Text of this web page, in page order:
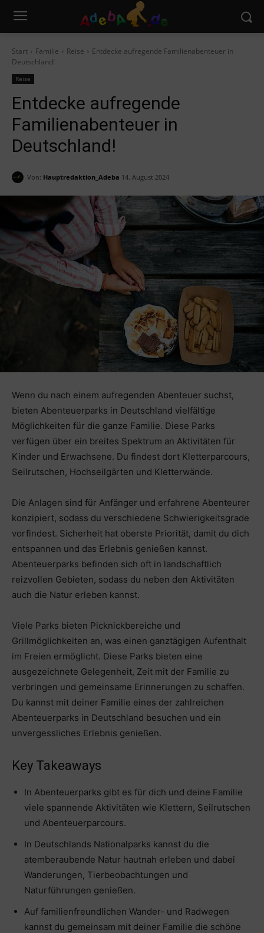
Start Familie Reise
Entdecke aufregende Familienabenteuer in
Deutschland!
Reise
Entdecke aufregende
Familienabenteuer in
Deutschland!
Von: Hauptredaktion_Adeba 14. August 2024
Wenn du nach einem aufregenden Abenteuer suchst,
bieten Abenteuerparks in Deutschland vielfältige
Möglichkeiten für die ganze Familie. Diese Parks
verfügen über ein breites Spektrum an Aktivitäten für
Kinder und Erwachsene. Du findest dort Kletterparcours,
Seilrutschen, Hochseilgärten und Kletterwände.
Die Anlagen sind für Anfänger und erfahrene Abenteurer
konzipiert, sodass du verschiedene Schwierigkeitsgrade
vorfindest. Sicherheit hat oberste Priorität, damit du dich
entspannen und das Erlebnis genießen kannst.
Abenteuerparks befinden sich oft in landschaftlich
reizvollen Gebieten, sodass du neben den Aktivitäten
auch die Natur erleben kannst.
Viele Parks bieten Picknickbereiche und
Grillmöglichkeiten an, was einen ganztägigen Aufenthalt
im Freien ermöglicht. Diese Parks bieten eine
ausgezeichnete Gelegenheit, Zeit mit der Familie zu
verbringen und gemeinsame Erinnerungen zu schaffen.
Du kannst mit deiner Familie eines der zahlreichen
Abenteuerparks in Deutschland besuchen und ein
unvergessliches Erlebnis genießen.
Key Takeaways
In Abenteuerparks gibt es für dich und deine Familie
viele spannende Aktivitäten wie Klettern, Seilrutschen
und Abenteuerparcours.
In Deutschlands Nationalparks kannst du die
atemberaubende Natur hautnah erleben und dabei
Wanderungen, Tierbeobachtungen und
Naturführungen genießen.
Auf familienfreundlichen Wander- und Radwegen
kannst du gemeinsam mit deiner Familie die schöne